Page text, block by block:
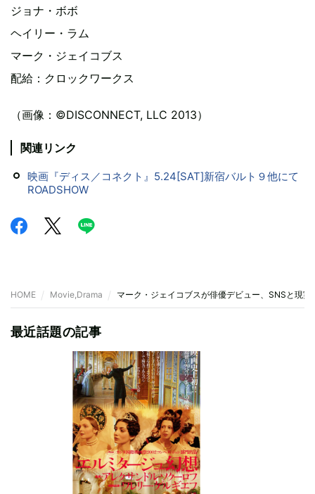
ジョナ・ボボ
ヘイリー・ラム
マーク・ジェイコブス
配給：クロックワークス
（画像：©DISCONNECT, LLC 2013）
関連リンク
映画『ディス／コネクト』5.24[SAT]新宿バルト９他にて
ROADSHOW
HOME Movie,Drama マーク・ジェイコブスが俳優デビュー、SNSと現
最近話題の記事